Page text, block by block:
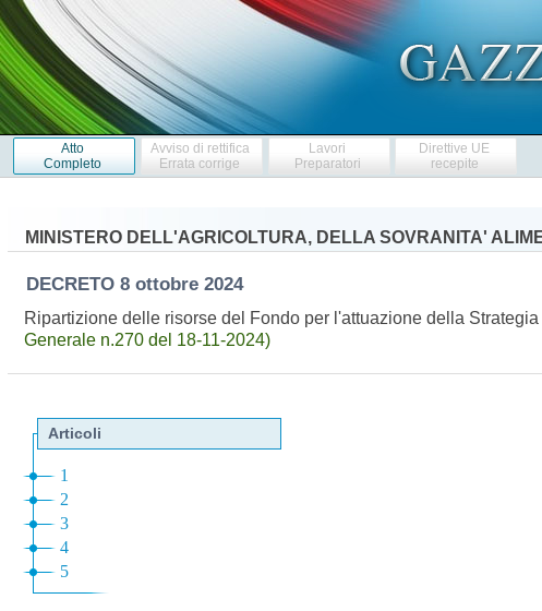
Atto
Completo
Avviso di rettifica
Errata corrige
Lavori
Preparatori
Direttive UE
recepite
MINISTERO DELL'AGRICOLTURA, DELLA SOVRANITA'
DECRETO 8 ottobre 2024
Ripartizione delle risorse del Fondo per l'attuazione della
Generale n.270 del 18-11-2024)